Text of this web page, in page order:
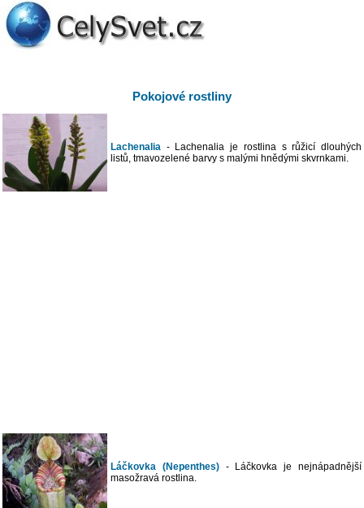
Pokojové rostliny
Lachenalia - Lachenalia je rostlina s růžicí dlouhých
listů, tmavozelené barvy s malými hnědými skvrnkami.
Láčkovka (Nepenthes)- Láčkovka je nejnápadnější
masožravá rostlina.